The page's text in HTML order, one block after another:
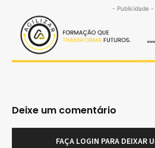
- Publicidade -
Deixe um comentário
FAÇA LOGIN PARA DEIXAR